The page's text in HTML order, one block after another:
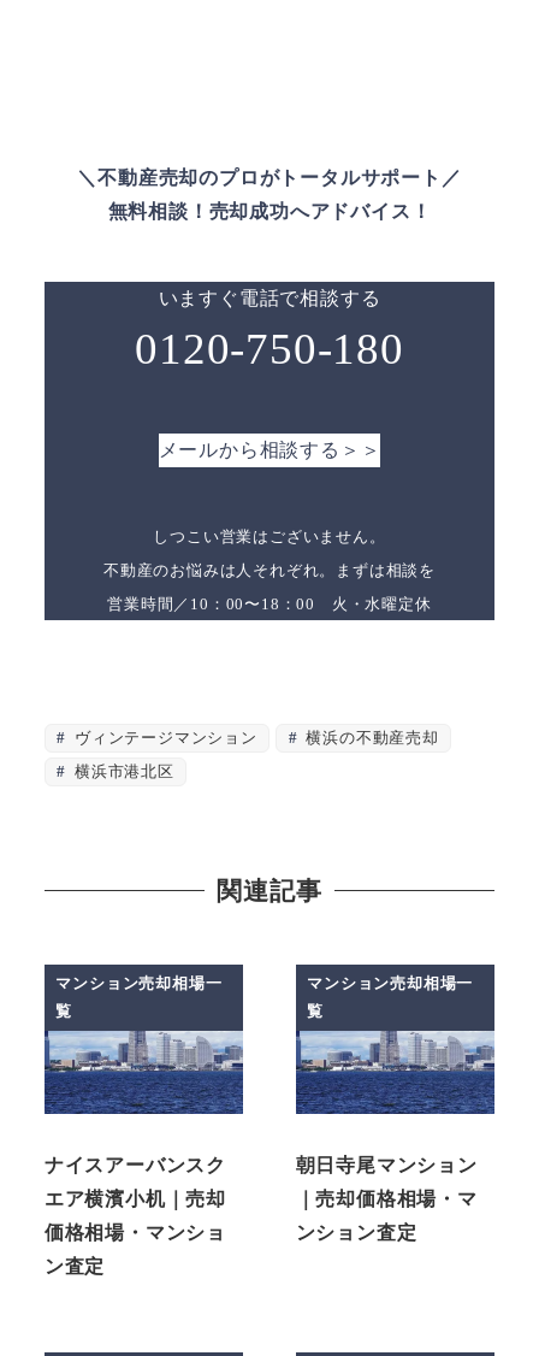
＼不動産売却のプロがトータルサポート／
無料相談！売却成功へアドバイス！
いますぐ電話で相談する
0120-750-180
メールから相談する＞＞
しつこい営業はございません。
不動産のお悩みは人それぞれ。まずは相談を
営業時間／10：00〜18：00 火・水曜定休
ヴィンテージマンション
横浜の不動産売却
横浜市港北区
関連記事
マンション売却相場一
覧
ナイスアーバンスク
エア横濱小机｜売却
価格相場・マンショ
ン査定
マンション売却相場一
覧
朝日寺尾マンション
｜売却価格相場・マ
ンション査定